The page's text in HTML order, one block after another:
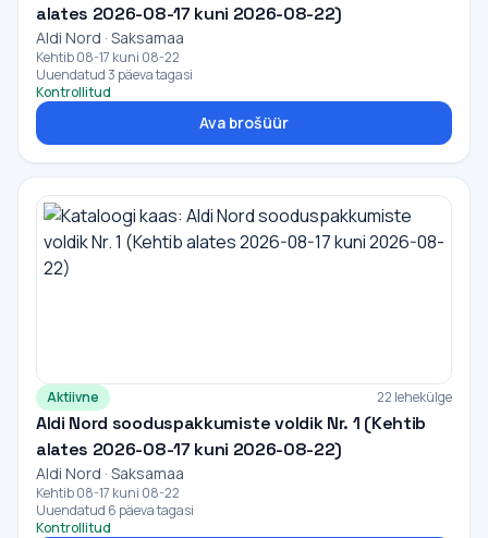
alates 2026-08-17 kuni 2026-08-22)
Aldi Nord · Saksamaa
Kehtib 08-17 kuni 08-22
Uuendatud 3 päeva tagasi
Kontrollitud
Ava brošüür
Aktiivne 22 lehekülge
Aldi Nord sooduspakkumiste voldik Nr. 1 (Kehtib
alates 2026-08-17 kuni 2026-08-22)
Aldi Nord · Saksamaa
Kehtib 08-17 kuni 08-22
Uuendatud 6 päeva tagasi
Kontrollitud